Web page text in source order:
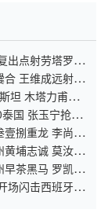
出点射劳塔罗造
王维成远射建
坦 木塔力甫闪
国 张玉宁抢点
捌重龙 李尚
埔志诚 莫汝恒
茶黑马 罗凯、
场闪击西班牙3-